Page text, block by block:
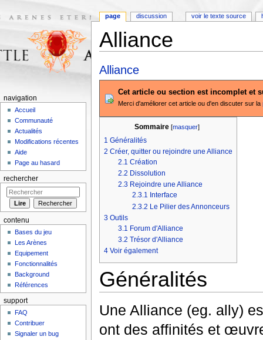
Alliance
Alliance
Cet article ou section est incomplet et
Merci d'améliorer cet article ou d'en discuter sur la
Sommaire [masquer]
1 Généralités
2 Créer, quitter ou rejoindre une Alliance
2.1 Création
2.2 Dissolution
2.3 Rejoindre une Alliance
2.3.1 Interface
2.3.2 Le Pilier des Annonceurs
3 Outils
3.1 Forum d'Alliance
3.2 Trésor d'Alliance
4 Voir également
Généralités
Une Alliance (eg. ally)
ont des affinités et
page discussion voir le texte source
navigation
Accueil
Communauté
Actualités
Modifications récentes
Aide
Page au hasard
rechercher
contenu
Bases du jeu
Les Arènes
Equipement
Fonctionnalités
Background
Références
support
FAQ
Contribuer
Signaler un bug